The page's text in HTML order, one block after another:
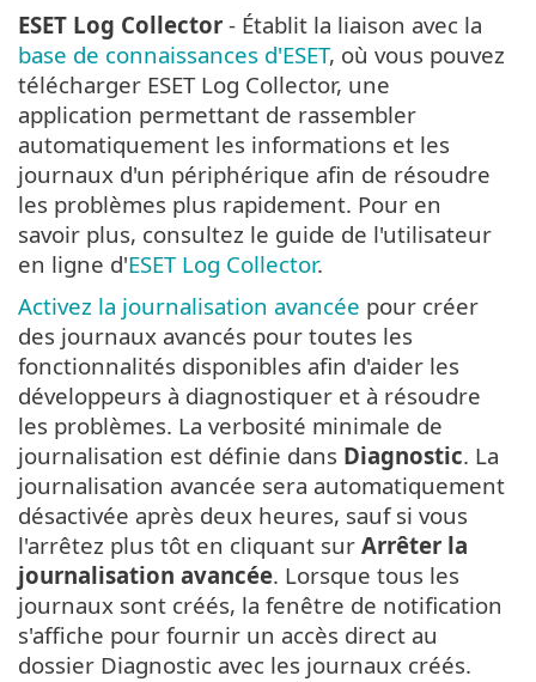
ESET Log Collector - Établit la liaison avec la
base de connaissances d'ESET, où vous pouvez
télécharger ESET Log Collector, une
application permettant de rassembler
automatiquement les informations et les
journaux d'un périphérique afin de résoudre
les problèmes plus rapidement. Pour en
savoir plus, consultez le guide de l'utilisateur
en ligne d'ESET Log Collector.
Activez la journalisation avancée pour créer
des journaux avancés pour toutes les
fonctionnalités disponibles afin d'aider les
développeurs à diagnostiquer et à résoudre
les problèmes. La verbosité minimale de
journalisation est définie dans Diagnostic. La
journalisation avancée sera automatiquement
désactivée après deux heures, sauf si vous
l'arrêtez plus tôt en cliquant sur Arrêter la
journalisation avancée. Lorsque tous les
journaux sont créés, la fenêtre de notification
s'affiche pour fournir un accès direct au
dossier Diagnostic avec les journaux créés.